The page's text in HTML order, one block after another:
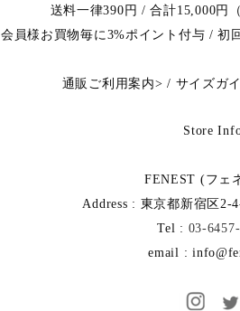
送料一律390円 / 合計15,000円
会員様お買物毎に3%ポイント付与 /
通販ご利用案内> / サイズガ
Store
FENEST (フェ
Address : 東京都新宿区2-
Tel : 03-
email :